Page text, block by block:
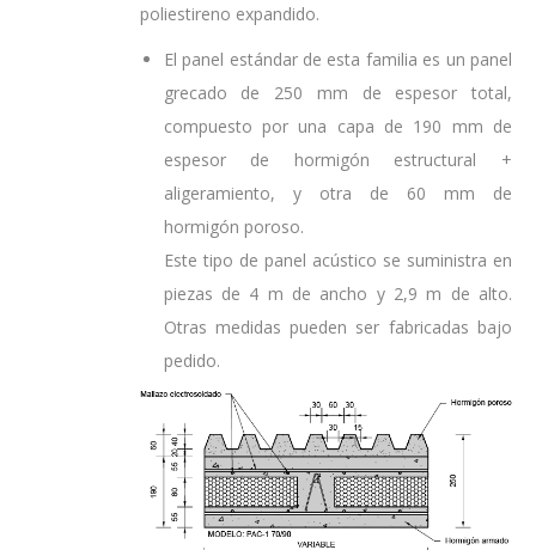
poliestireno expandido.
El panel estándar de esta familia es un panel
grecado de 250 mm de espesor total,
compuesto por una capa de 190 mm de
espesor de hormigón estructural +
aligeramiento, y otra de 60 mm de
hormigón poroso.
Este tipo de panel acústico se suministra en
piezas de 4 m de ancho y 2,9 m de alto.
Otras medidas pueden ser fabricadas bajo
pedido.